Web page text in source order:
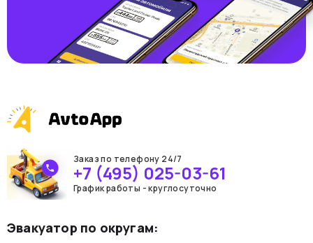
Заказ по телефону 24/7
+7 (495) 025-03-61
График работы - круглосуточно
Эвакуатор по округам: